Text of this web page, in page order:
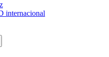
internacional